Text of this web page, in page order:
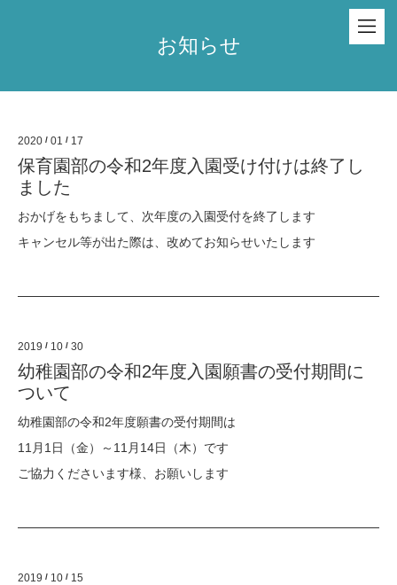
お知らせ
2020 / 01 / 17
保育園部の令和2年度入園受け付けは終了し
ました
おかげをもちまして、次年度の入園受付を終了します
キャンセル等が出た際は、改めてお知らせいたします
2019 / 10 / 30
幼稚園部の令和2年度入園願書の受付期間に
ついて
幼稚園部の令和2年度願書の受付期間は
11月1日（金）～11月14日（木）です
ご協力くださいます様、お願いします
2019 / 10 / 15